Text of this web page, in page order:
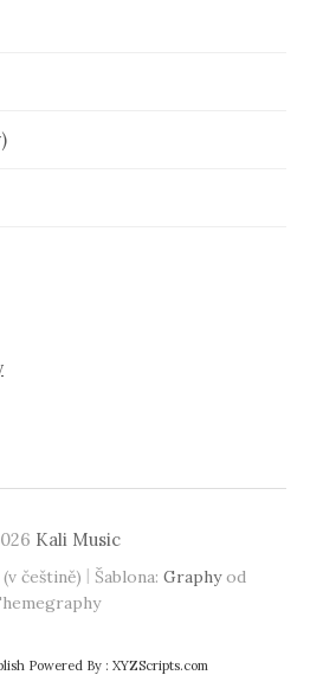
Kali Music
(v češtině) | Šablona: Graphyod
Powered By : XYZScripts.com